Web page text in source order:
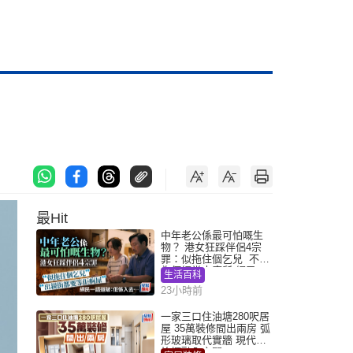
最Hit
中年老公係最可怕嘅生
物？ 港女狂踩伴侶4宗
罪：似拖住個乞兒 不解
為何經常去廁所 網民一
語道破
生活百科
23小時前
一家三口住油塘280呎居
屋 35萬裝修間出兩房 弧
形玻璃取代實牆 現代神